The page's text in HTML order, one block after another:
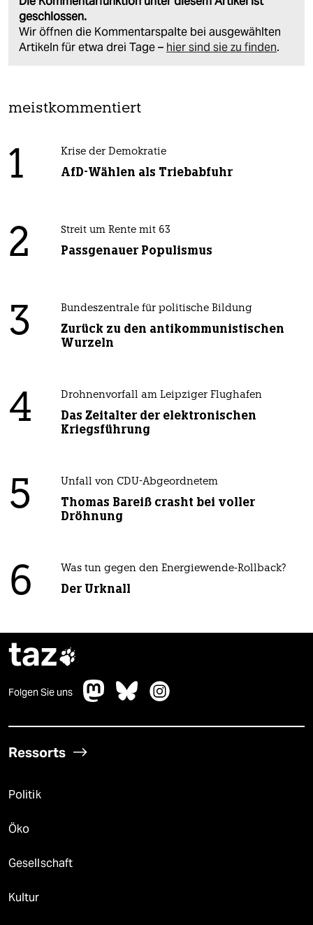
geschlossen.
Wir öffnen die Kommentarspalte bei ausgewählten
Artikeln für etwa drei Tage – hier sind sie zu finden.
meistkommentiert
1 Krise der Demokratie
AfD-Wählen als Triebabfuhr
2 Streit um Rente mit 63
Passgenauer Populismus
3 Bundeszentrale für politische Bildung
Zurück zu den antikommunistischen
Wurzeln
4 Drohnenvorfall am Leipziger Flughafen
Das Zeitalter der elektronischen
Kriegsführung
5 Unfall von CDU-Abgeordnetem
Thomas Bareiß crasht bei voller
Dröhnung
6 Was tun gegen den Energiewende-Rollback?
Der Urknall
taz
Folgen Sie uns
Ressorts
Politik
Öko
Gesellschaft
Kultur